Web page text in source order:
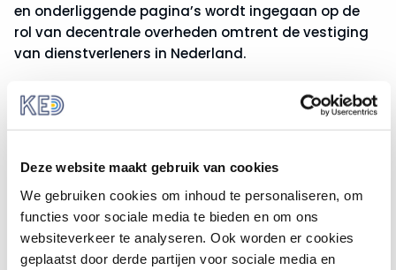
Deze website maakt gebruik van cookies
We gebruiken cookies om inhoud te personaliseren, om
functies voor sociale media te bieden en om ons
websiteverkeer te analyseren. Ook worden er cookies
geplaatst door derde partijen voor sociale media en
en onderliggende pagina’s wordt ingegaan op de
rol van decentrale overheden omtrent de vestiging
van dienstverleners in Nederland.
Welke verplichtingen zijn er voor
decentrale overheden onder de
Dienstenrichtlijn?
Uit de richtlijn vloeien verschillende verplichtingen
voort waaraan decentrale overheden zich moeten
houden, onder andere: